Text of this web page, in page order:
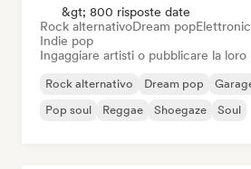
&gt; 800 risposte date
Rock alternativoDream pop
Indie pop
Ingaggiare artisti o pubblicare la loro
Rock alternativo Dream pop
Pop soul
Reggae Shoegaze Soul